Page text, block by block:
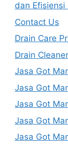
dan Efisiensi
Contact Us
Drain Care
Drain Cleaner
Jasa Got
Jasa Got
Jasa Got
Jasa Got
Jasa Got